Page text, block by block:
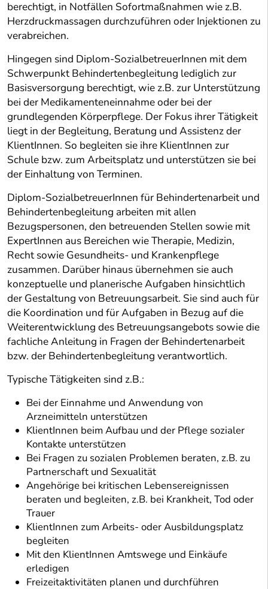
berechtigt, in Notfällen Sofortmaßnahmen wie z.B.
Herzdruckmassagen durchzuführen oder Injektionen zu
verabreichen.
Hingegen sind Diplom-SozialbetreuerInnen mit dem
Schwerpunkt Behindertenbegleitung lediglich zur
Basisversorgung berechtigt, wie z.B. zur Unterstützung
bei der Medikamenteneinnahme oder bei der
grundlegenden Körperpflege. Der Fokus ihrer Tätigkeit
liegt in der Begleitung, Beratung und Assistenz der
KlientInnen. So begleiten sie ihre KlientInnen zur
Schule bzw. zum Arbeitsplatz und unterstützen sie bei
der Einhaltung von Terminen.
Diplom-SozialbetreuerInnen für Behindertenarbeit und
Behindertenbegleitung arbeiten mit allen
Bezugspersonen, den betreuenden Stellen sowie mit
ExpertInnen aus Bereichen wie Therapie, Medizin,
Recht sowie Gesundheits- und Krankenpflege
zusammen. Darüber hinaus übernehmen sie auch
konzeptuelle und planerische Aufgaben hinsichtlich
der Gestaltung von Betreuungsarbeit. Sie sind auch für
die Koordination und für Aufgaben in Bezug auf die
Weiterentwicklung des Betreuungsangebots sowie die
fachliche Anleitung in Fragen der Behindertenarbeit
bzw. der Behindertenbegleitung verantwortlich.
Typische Tätigkeiten sind z.B.:
Bei der Einnahme und Anwendung von
Arzneimitteln unterstützen
KlientInnen beim Aufbau und der Pflege sozialer
Kontakte unterstützen
Bei Fragen zu sozialen Problemen beraten, z.B. zu
Partnerschaft und Sexualität
Angehörige bei kritischen Lebensereignissen
beraten und begleiten, z.B. bei Krankheit, Tod oder
Trauer
KlientInnen zum Arbeits- oder Ausbildungsplatz
begleiten
Mit den KlientInnen Amtswege und Einkäufe
erledigen
Freizeitaktivitäten planen und durchführen